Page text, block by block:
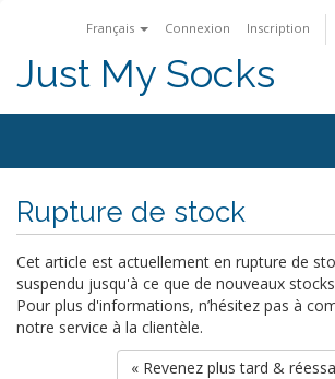
Français Connexion Inscription
Just My Socks
Rupture de stock
Cet article est actuellement en rupture de
suspendu jusqu'à ce que de nouveaux
Pour plus d'informations, n’hésitez pas à
notre service à la clientèle.
« Revenez plus tard &